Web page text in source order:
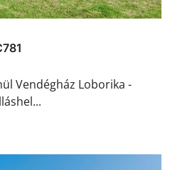
Vendégház Loborika -